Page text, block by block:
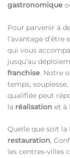
gastronomique
Pour parvenir à
l’avantage
qui vous
jusqu’au
franchise. Notre
temps,
qualifiée peut
la réalisation et à
Quelle que soit la
restauration,
les centres-villes